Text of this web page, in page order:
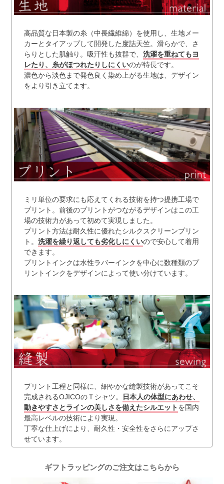
高品質な日本製の糸（中長繊維綿）を使用し、生地メー
カーとタイアップして開発した度詰天竺。滑らかで、さ
らりとした肌触り。吸汗性も抜群で、 洗濯を重ねてもヨ
レたり、糸がほつれたりしにくいのが特長です。
濃色から淡色まで発色良く染め上がる生地は、デザイン
をより引き立てます。
ミリ単位の要求にも応えてくれる技術を持つ提携工場で
プリント。前後のプリントがつながるデザインはこの工
場の技術力があって初めて実現しました。
プリント方法は耐久性に優れたシルクスクリーンプリン
ト。 洗濯を繰り返しても劣化しにくいので安心して着用
できます。
プリントインクは水性ラバーインクを中心に数種類のプ
リントインクをデザインによって使い分けています。
プリント工程と同様に、細やかな縫製技術があってこそ
完成されるOJICOのＴシャツ。
日本人の体型にあわせ、
動きやすさとラインの美しさを備えたシルエットを国内
最高レベルの技術により実現。
丁寧な仕上げにより、耐久性・安全性をさらにアップさ
せています。
ギフトラッピングのご注文はこちらから